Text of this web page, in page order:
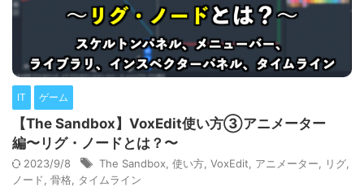
IT ゲーム
【The Sandbox】VoxEdit使い方③アニメーター
編〜リグ・ノードとは？〜
2023/9/8 The Sandbox 使い方 VoxEdit アニメーター リグ
ノード
骨格 タイムライン